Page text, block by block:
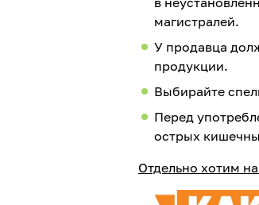
магистралей.
У продавца
продукции.
Выбирайте
Перед
острых
Отдельно хотим